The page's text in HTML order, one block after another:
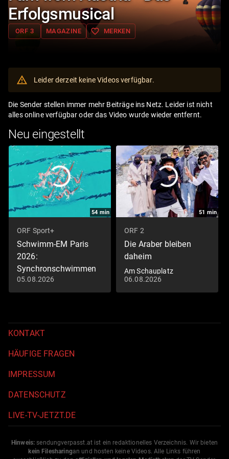
Erfolgsmusical
ORF 3 MAGAZINE favorite_border MERKEN
Leider derzeit keine Videos verfügbar.
Die Sender stellen immer mehr Beiträge ins Netz. Leider ist nicht
alles online verfügbar oder das Video wurde wieder entfernt.
Neu eingestellt
54 min
ORF Sport+
Schwimm-EM Paris
2026:
Synchronschwimmen
Akrobatik, Highlights
05.08.2026
51 min
ORF 2
Die Araber bleiben
daheim
Am Schauplatz
06.08.2026
KONTAKT
HÄUFIGE FRAGEN
IMPRESSUM
DATENSCHUTZ
LIVE-TV-JETZT.DE
Hinweis: sendungverpasst.at ist ein redaktionelles Verzeichnis. Wir bieten
kein Filesharingan und hosten keine Videos. Alle Links führen